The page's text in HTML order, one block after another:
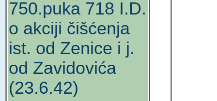
750.puka 718 I.D.
o akciji čišćenja
ist. od Zenice i j.
od Zavidovića
(23.6.42)